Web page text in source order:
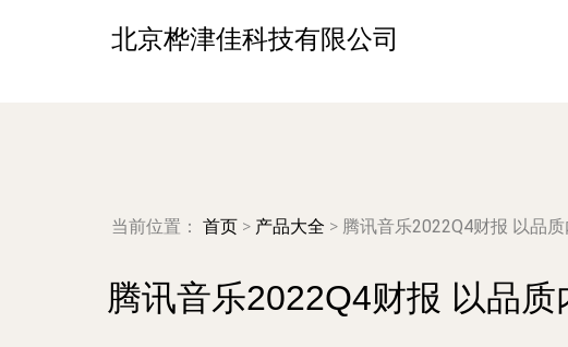
北京桦津佳科技有限公司
当前位置： 首页 > 产品大全 > 腾讯音乐2022Q4财报 以品
腾讯音乐2022Q4财报 以品